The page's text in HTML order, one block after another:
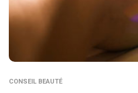
CONSEIL BEAUTÉ